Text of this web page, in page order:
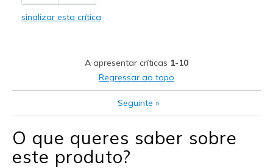
Sizing
View On Shoes
Shoes are for Wearing
sinalizar esta crítica
A apresentar críticas 1-10
Regressar ao topo
Seguinte »
O que queres saber sobre
este produto?